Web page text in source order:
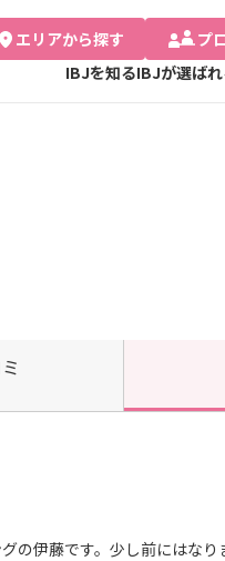
エリアから探す プ
IBJを知るIBJが選ば
の伊藤です。少し前にはな